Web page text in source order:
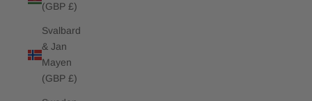
(GBP £)
Svalbard
& Jan
Mayen
(GBP £)